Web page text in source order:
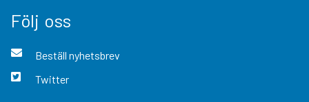
Följ oss
Beställ nyhetsbrev
Twitter